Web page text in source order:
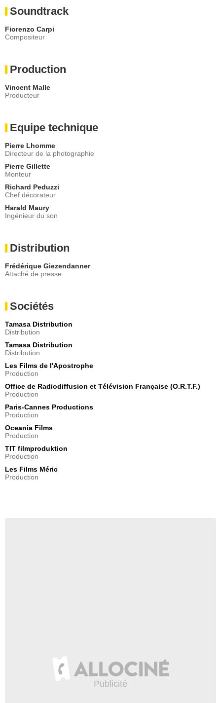
Soundtrack
Fiorenzo Carpi
Compositeur
Production
Vincent Malle
Producteur
Equipe technique
Pierre Lhomme
Directeur de la photographie
Pierre Gillette
Monteur
Richard Peduzzi
Chef décorateur
Harald Maury
Ingénieur du son
Distribution
Frédérique Giezendanner
Attaché de presse
Sociétés
Tamasa Distribution
Distribution
Tamasa Distribution
Distribution
Les Films de l'Apostrophe
Production
Office de Radiodiffusion et Télévision Française (O.R.T.F.)
Production
Paris-Cannes Productions
Production
Oceania Films
Production
TIT filmproduktion
Production
Les Films Méric
Production